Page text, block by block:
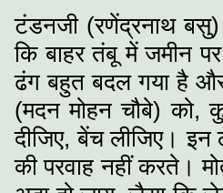
टंडनजी (रणेंद्रनाथ बसु)
कि बाहर तंबू में जमीन
ढंग बहुत बदल गया है और
(मदन मोहन चौबे) को,
दीजिए, बेंच लीजिए। इन
की परवाह नहीं करते।